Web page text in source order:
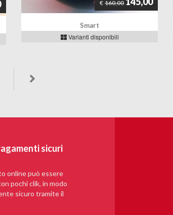
€ 160,00
Smart
Varianti disponibili
sicuri
online può essere
pochi clik, in modo
sicuro tramite il